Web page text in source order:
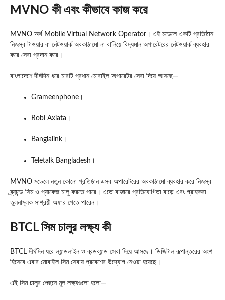
MVNO কী এবং কীভাবে কাজ করে
MVNO অর্থ Mobile Virtual Network Operator। এই মডেলে একটি প্রতিষ্ঠান
নিজস্ব টাওয়ার বা নেটওয়ার্ক অবকাঠামো না বানিয়ে বিদ্যমান অপারেটরের নেটওয়ার্ক ব্যবহার
করে সেবা প্রদান করে।
বাংলাদেশে দীর্ঘদিন ধরে চারটি প্রধান মোবাইল অপারেটর সেবা দিয়ে আসছে—
Grameenphone ।
Robi Axiata ।
Banglalink ।
Teletalk Bangladesh ।
MVNO মডেলে নতুন কোনো প্রতিষ্ঠান এসব অপারেটরের অবকাঠামো ব্যবহার করে নিজস্ব
ব্র্যান্ডে সিম ও প্যাকেজ চালু করতে পারে। এতে বাজারে প্রতিযোগিতা বাড়ে এবং গ্রাহকরা
তুলনামূলক সাশ্রয়ী অফার পেতে পারেন।
BTCL সিম চালুর লক্ষ্য কী
BTCL দীর্ঘদিন ধরে ল্যান্ডলাইন ও ব্রডব্যান্ড সেবা দিয়ে আসছে। ডিজিটাল রূপান্তরের অংশ
হিসেবে এবার মোবাইল সিম সেবায় প্রবেশের উদ্যোগ নেওয়া হয়েছে।
এই সিম চালুর পেছনে মূল লক্ষ্যগুলো হলো—